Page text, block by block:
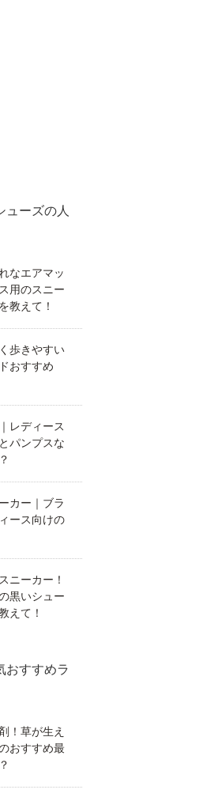
ューズの人
なエアマッ
用のスニー
教えて！
歩きやすい
おすすめ
レディース
パンプスな
カー｜ブラ
ース向けの
ニーカー！
黒いシュー
えて！
おすすめラ
！草が生え
おすすめ最